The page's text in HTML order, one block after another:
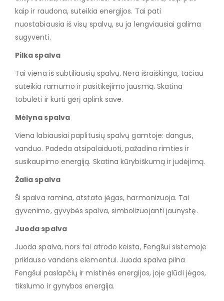
kaip ir raudona, suteikia energijos. Tai pati
nuostabiausia iš visų spalvų, su ja lengviausiai galima
sugyventi.
Pilka spalva
Tai viena iš subtiliausių spalvų. Nėra išraiškinga, tačiau
suteikia ramumo ir pasitikėjimo jausmą. Skatina
tobulėti ir kurti gėrį aplink save.
Mėlyna spalva
Viena labiausiai paplitusių spalvų gamtoje: dangus,
vanduo. Padeda atsipalaiduoti, pažadina rimties ir
susikaupimo energiją. Skatina kūrybiškumą ir judėjimą.
Žalia spalva
Ši spalva ramina, atstato jėgas, harmonizuoja. Tai
gyvenimo, gyvybės spalva, simbolizuojanti jaunystę.
Juoda spalva
Juoda spalva, nors tai atrodo keista, Fengšui sistemoje
priklauso vandens elementui. Juoda spalva pilna
Fengšui paslapčių ir mistinės energijos, joje glūdi jėgos,
tikslumo ir gynybos energija.